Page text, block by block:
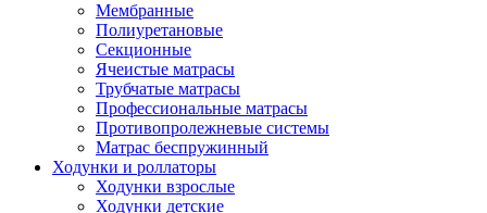
Мембранные
Полиуретановые
Секционные
Ячеистые матрасы
Трубчатые матрасы
Профессиональные матрасы
Противопролежневые системы
Матрас беспружинный
Ходунки и роллаторы
Ходунки взрослые
Ходунки детские